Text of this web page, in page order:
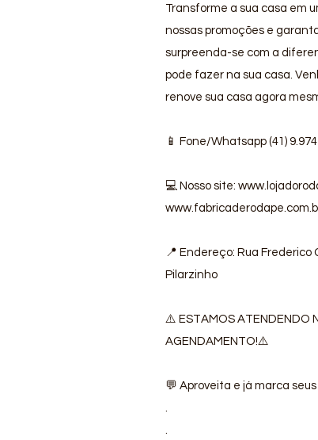
Transforme a sua casa em
nossas promoções e
surpreenda-se com a
pode fazer na sua casa.
renove sua casa agora
📱 Fone/Whatsapp (41)
💻 Nosso site:
📍 Endereço: Rua Frederico
Pilarzinho
⚠️ ESTAMOS ATENDENDO
AGENDAMENTO!⚠️
💬 Aproveita e já marca
.
.